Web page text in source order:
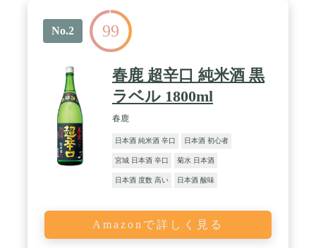
No.2 99
春鹿 超辛口 純米酒 黒
ラベル 1800ml
春鹿
日本酒 純米酒 辛口 日本酒 初心者
宮城 日本酒 辛口 菊水 日本酒
日本酒 度数 高い 日本酒 酸味
Amazonで詳しく見る